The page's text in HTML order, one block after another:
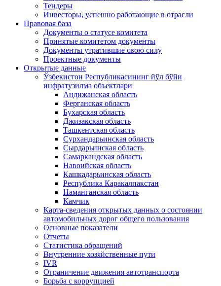
Тендеры
Инвесторы, успешно работающие в отрасли
Правовая база
Документы о статусе комитета
Принятые комитетом документы
Документы утратившие свою силу
Проектные документы
Открытые данные
Ўзбекистон Республикасининг йўл бўйи
инфратузилма объектлари
Андижанская область
Ферганская область
Бухарская область
Джизакская область
Ташкентская область
Сурхандарьинская область
Сырдарьинская область
Самаркандская область
Навоийская область
Кашкадарьинская область
Республика Каракалпакстан
Наманганская область
Камчик
Карта-сведения открытых данных о состоянии
автомобильных дорог общего пользования
Основные показатели
Отчеты
Статистика обращений
Внутренние хозяйственные пути
IVR
Ограничение движения автотранспорта
Борьба с коррупцией